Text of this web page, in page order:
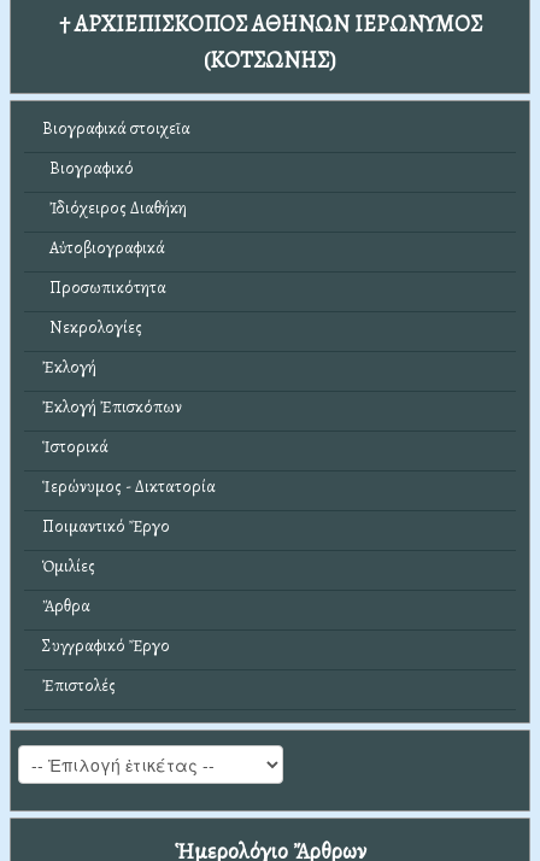
† ΑΡΧΙΕΠΙΣΚΟΠΟΣ ΑΘΗΝΩΝ ΙΕΡΩΝΥΜΟΣ
(ΚΟΤΣΩΝΗΣ)
Βιογραφικά στοιχεῖα
Βιογραφικό
Ἰδιόχειρος Διαθήκη
Αὐτοβιογραφικά
Προσωπικότητα
Νεκρολογίες
Ἐκλογή
Ἐκλογή Ἐπισκόπων
Ἱστορικά
Ἱερώνυμος - Δικτατορία
Ποιμαντικό Ἔργο
Ὁμιλίες
Ἄρθρα
Συγγραφικό Ἔργο
Ἐπιστολές
Ἡμερολόγιο Ἄρθρων